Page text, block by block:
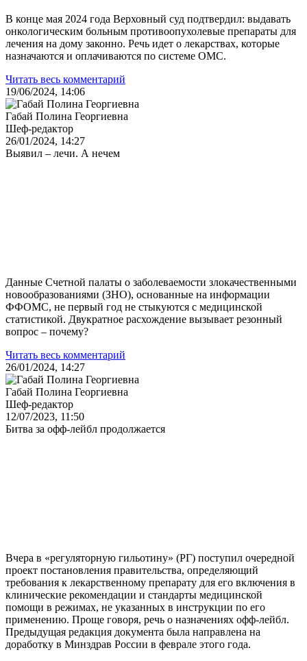
В конце мая 2024 года Верховный суд подтвердил: выдавать
онкологическим больным противоопухолевые препараты для
лечения на дому законно. Речь идет о лекарствах, которые
назначаются и оплачиваются по системе ОМС.
Читать весь комментарий
19/06/2024, 14:06
Габай Полина Георгиевна
Шеф-редактор
26/01/2024, 14:27
Выявил – лечи. А нечем
Данные Счетной палаты о заболеваемости злокачественными
новообразованиями (ЗНО), основанные на информации
ФФОМС, не первый год не стыкуются с медицинской
статистикой. Двукратное расхождение вызывает резонный
вопрос – почему?
Читать весь комментарий
26/01/2024, 14:27
Габай Полина Георгиевна
Шеф-редактор
12/07/2023, 11:50
Битва за офф-лейбл продолжается
Вчера в «регуляторную гильотину» (РГ) поступил очередной
проект постановления правительства, определяющий
требования к лекарственному препарату для его включения в
клинические рекомендации и стандарты медицинской
помощи в режимах, не указанных в инструкции по его
применению. Проще говоря, речь о назначениях офф-лейбл.
Предыдущая редакция документа была направлена на
доработку в Минздрав России в феврале этого года.